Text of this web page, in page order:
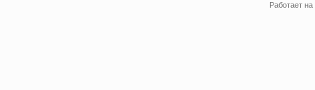
Работает